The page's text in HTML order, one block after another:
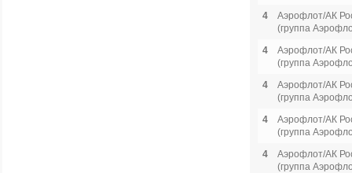
4
Аэрофлот/АК
(группа
4
Аэрофлот/АК
(группа
4
Аэрофлот/АК
(группа
4
Аэрофлот/АК
(группа
4
Аэрофлот/АК
(группа